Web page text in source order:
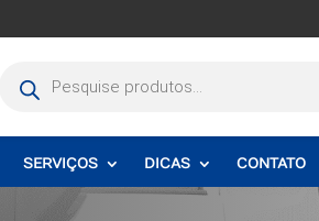
produtos
SERVIÇOS DICAS CONTATO